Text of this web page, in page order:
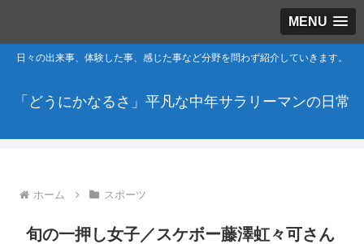
MENU
日々の出来事、体験した事、感じた事など分野を問わず紹介していきます。
「どうにかなるさ」平凡な中年サラリーマンの日常
ホーム スポーツ
旬の一押し女子／スケボー藤澤虹々可さん